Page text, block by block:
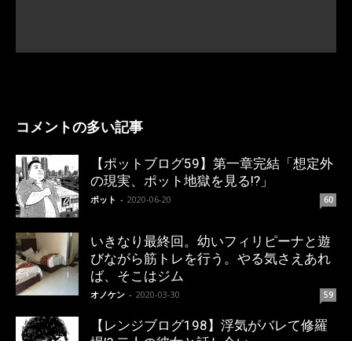
コメントの多い記事
【ポットブログ59】第一章完結「想定外
の現実、ポット地獄を見る!?」
ポット - 2020-06-20 60
いきなり最終回。幼いフィリピーナと遊
びながら筋トレを行う。やる気さえあれ
ば、そこはジム
オノケン - 2020-03-30 59
【レンジブログ198】浮気がバレて修羅